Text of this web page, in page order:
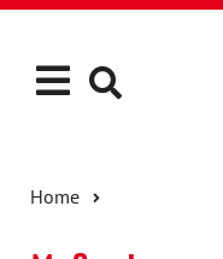
Home